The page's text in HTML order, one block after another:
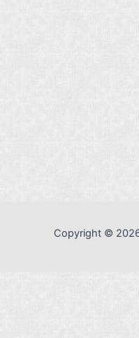
Copyright ©